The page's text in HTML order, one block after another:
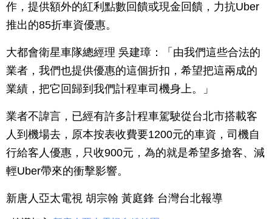
作，提供額外的紅利點數回饋或現金回饋，力抗Uber
推出的85折車資優惠。
大都會衛星車隊總經理 吳建璋：「由我們這些合法的
業者，我們也提供優惠的這個折扣，希望把這兩成的
業績，把它回歸到我們計程車司機身上。」
業者不諱言，已經有許多計程車駕駛從台北市搭載客
人到機場去，原本按表收費要1200元的車資，司機自
行給客人優惠，只收900元，為的就是希望多搶客、減
輕Uber帶來的衝擊影響。
新唐人亞太電視 胡宗翰 黃庭鋒 台灣台北報導